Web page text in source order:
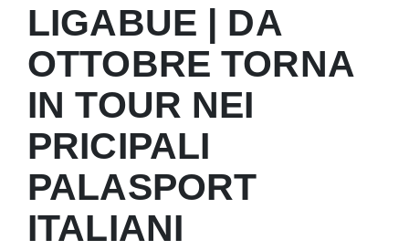
LIGABUE | DA
OTTOBRE TORNA
IN TOUR NEI
PRICIPALI
PALASPORT
ITALIANI